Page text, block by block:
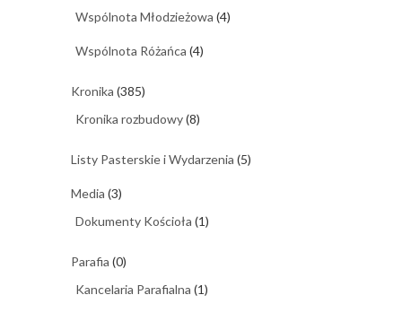
Wspólnota Młodzieżowa (4)
Wspólnota Różańca (4)
Kronika (385)
Kronika rozbudowy(8)
Listy Pasterskie i Wydarzenia (5)
Media (3)
Dokumenty Kościoła (1)
Parafia (0)
Kancelaria Parafialna (1)